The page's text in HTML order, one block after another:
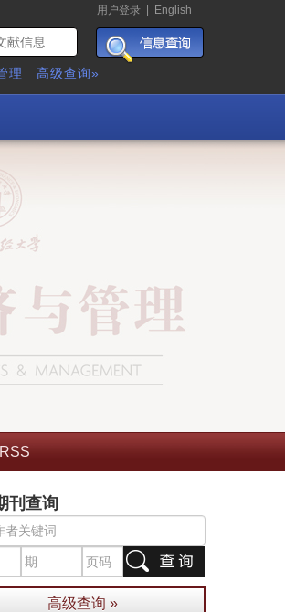
用户登录 English
理 高级查询»
RSS
刊查询
高级查询 »